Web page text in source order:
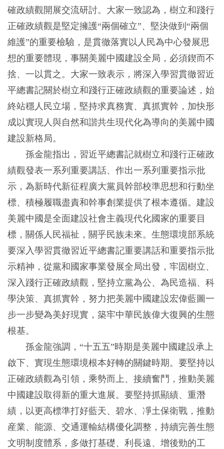
確政績觀開展交流研討。大家一致認為，樹立和踐行
正確政績觀是堅定擁護“兩個確立”、堅決做到“兩個
維護”的重要檢驗，是貫徹落實以人民為中心發展思
想的重要體現，事關美麗中國建設全局，必須鍥而不
捨、一以貫之。大家一致表示，將深入學習貫徹習近
平總書記關於樹立和踐行正確政績觀的重要論述，始
終站穩人民立場，堅持求真務實、真抓實幹，加快形
成以實現人與自然和諧共生現代化為導向的美麗中國
建設新格局。
孫金龍指出，習近平總書記就樹立和踐行正確政
績觀發表一系列重要講話、作出一系列重要指示批
示，為新時代新征程廣大黨員幹部校準思想和行動坐
標、積極履職盡責和幹事創業提供了根本遵循。建設
美麗中國是全面建設社會主義現代化國家的重要目
標，關係人民福祉，關乎民族未來。生態環境部系統
要深入學習貫徹習近平總書記重要講話和重要指示批
示精神，從黨和國家事業發展全局出發，牢固樹立、
深入踐行正確政績觀，堅持立黨為公、為民造福、科
學決策、真抓實幹，努力把美麗中國建設宏偉藍圖一
步一步變為美好現實，築牢中華民族偉大復興的生態
根基。
孫金龍強調，“十五五”時期是美麗中國建設承上
啟下、實現生態環境根本好轉的關鍵時期。要堅持以
正確政績觀為引領，乘勢而上、接續奮鬥，推動美麗
中國建設取得新的重大進展。要堅持抓顯績、重潛
績，以更高標準打好藍天、碧水、凈土保衛戰，推動
産業、能源、交通運輸結構優化調整，持續完善生態
文明制度體系，多做打基礎、利長遠、增後勁的工